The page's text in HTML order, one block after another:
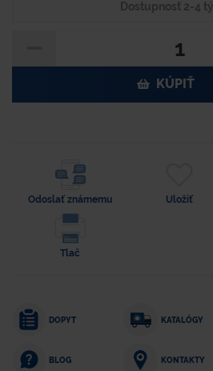
Dostupnosť 2-4
KÚPIŤ
Odoslať známemu Uložiť
Tlač
DOPYT KATALÓGY
BLOG KONTAKTY